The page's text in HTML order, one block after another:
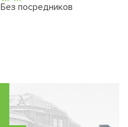
Без посредников